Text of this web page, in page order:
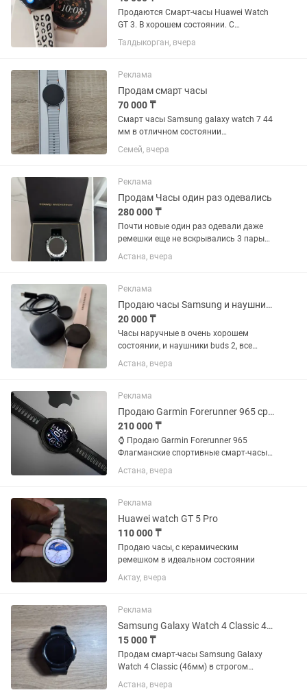
Продаются Смарт-часы Huawei Watch
GT 3. В хорошем состоянии. С
коробкой, зарядкой, ремешком.
Отлично работают, батарею держит 6-
Талдыкорган, вчера
Реклама
Продам смарт часы
70 000 ₸
Смарт часы Samsung galaxy watch 7 44
мм в отличном состоянии
комплектация полная вскрывались
для проверки
Семей, вчера
Реклама
Продам Часы один раз одевались
280 000 ₸
Почти новые один раз одевали даже
ремешки еще не вскрывались 3 пары
ремешков цена на каспи 329.000
Астана, вчера
Реклама
Продаю часы Samsung и наушники buds 2
20 000 ₸
Часы наручные в очень хорошем
состоянии, и наушники buds 2, все
работает.
Астана, вчера
Реклама
Продаю Garmin Forerunner 965 срочно
210 000 ₸
⌚ Продаю Garmin Forerunner 965
Флагманские спортивные смарт-часы
Garmin в отличном состоянии. ✅
Подойдут для бега, велоспорта,
повседневного использования. 💚
Следят...
Астана, вчера
Реклама
Huawei watch GT 5 Pro
110 000 ₸
Продаю часы, с керамическим
ремешком в идеальном состоянии
Актау, вчера
Реклама
Samsung Galaxy Watch 4 Classic 46mm, Черные
15 000 ₸
Продам смарт-часы Samsung Galaxy
Watch 4 Classic (46мм) в строгом
черном цвете. Модель с крутым
крутящимся безелем, смотрится на
Астана, вчера